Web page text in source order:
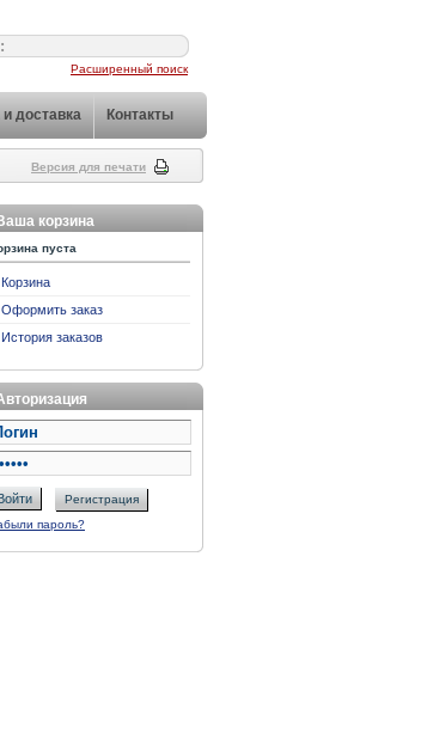
Расширенный поиск
Контакты
доставка
Версия для печати
корзина
пуста
Корзина
Оформить заказ
История заказов
Регистрация
пароль?